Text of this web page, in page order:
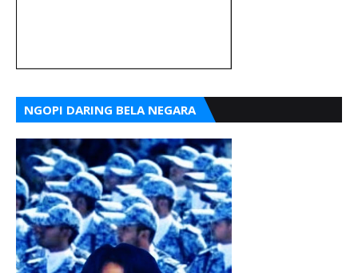
NGOPI DARING BELA NEGARA